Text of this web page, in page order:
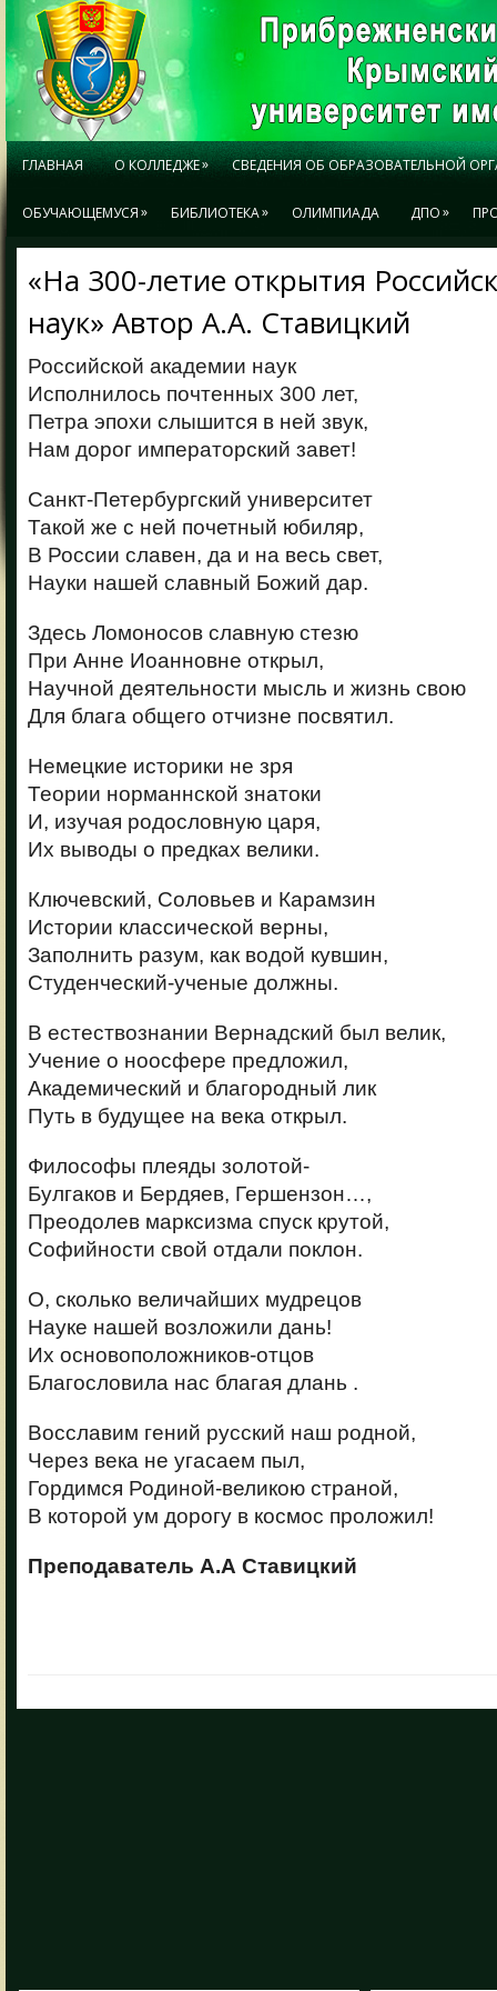
ГЛАВНАЯ О КОЛЛЕДЖЕ» СВЕДЕНИЯ ОБ ОБРАЗОВАТЕЛЬНОЙ
ОБУЧАЮЩЕМУСЯ» БИБЛИОТЕКА» ОЛИМПИАДА ДПО»
«На 300-летие открытия
наук» Автор А.А. Ставицкий
Российской академии наук
Исполнилось почтенных 300 лет,
Петра эпохи слышится в ней звук,
Нам дорог императорский завет!
Санкт-Петербургский университет
Такой же с ней почетный юбиляр,
В России славен, да и на весь свет,
Науки нашей славный Божий дар.
Здесь Ломоносов славную стезю
При Анне Иоанновне открыл,
Научной деятельности мысль и жизнь свою
Для блага общего отчизне посвятил.
Немецкие историки не зря
Теории норманнской знатоки
И, изучая родословную царя,
Их выводы о предках велики.
Ключевский, Соловьев и Карамзин
Истории классической верны,
Заполнить разум, как водой кувшин,
Студенческий-ученые должны.
В естествознании Вернадский был велик,
Учение о ноосфере предложил,
Академический и благородный лик
Путь в будущее на века открыл.
Философы плеяды золотой-
Булгаков и Бердяев, Гершензон…,
Преодолев марксизма спуск крутой,
Софийности свой отдали поклон.
О, сколько величайших мудрецов
Науке нашей возложили дань!
Их основоположников-отцов
Благословила нас благая длань .
Восславим гений русский наш родной,
Через века не угасаем пыл,
Гордимся Родиной-великою страной,
В которой ум дорогу в космос проложил!
Преподаватель А.А Ставицкий